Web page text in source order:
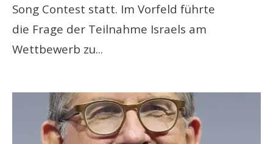
Song Contest statt. Im Vorfeld führte
die Frage der Teilnahme Israels am
Wettbewerb zu...